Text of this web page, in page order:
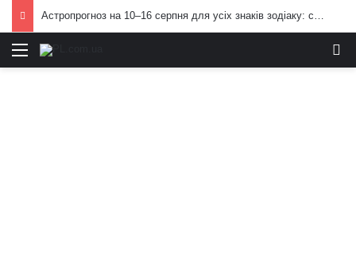
Астропрогноз на 10–16 серпня для усіх знаків зодіаку: сюрпризи у середині місяця
Меню